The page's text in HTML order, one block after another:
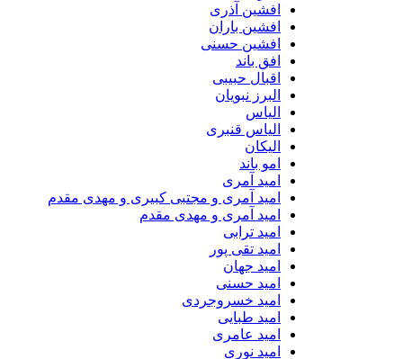
افشین آذری
افشین باران
افشین حسنی
افق باند
اقبال حبیبی
البرز نبویان
الیاس
الیاس قنبرى
الیکان
امو باند
امید آمری
امید آمری و مجتبی کبیری و مهدى مقدم
امید آمری و مهدی مقدم
امید ترابی
امید تقی پور
امید جهان
امید حسنی
امید خسروجردی
امید طبایی
امید عامری
امید نوری